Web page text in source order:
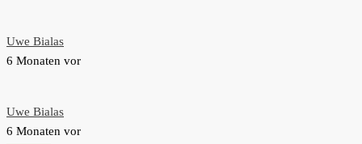
Uwe Bialas
6 Monaten vor
Uwe Bialas
6 Monaten vor